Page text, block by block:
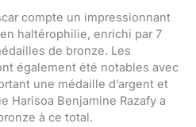
compte un impressionnant
haltérophilie, enrichi par 7
de bronze. Les
également été notables avec
une médaille d’argent et
Harisoa Benjamine Razafy a
à ce total.